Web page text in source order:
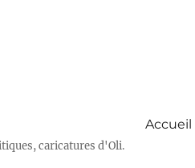
caricatures d'Oli.
Accueil